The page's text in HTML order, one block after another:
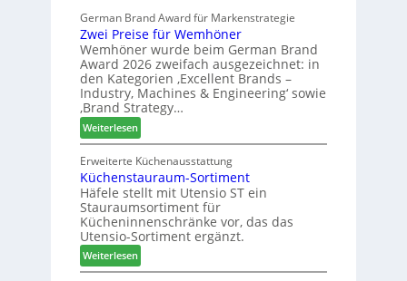
c
h
ä
f
t
a
h
r
s
t
F
ü
h
r
u
n
g
a
n
v
e
d
i
u
n
d
H
u
b
t
e
x
s
t
e
German Brand Award für Markenstrategie
Zwei Preise für Wemhöner
Wemhöner wurde beim German Brand
Award 2026 zweifach ausgezeichnet: in
den Kategorien ‚Excellent Brands –
Industry, Machines & Engineering‘ sowie
‚Brand Strategy…
Weiterlesen:
Z
w
e
i
P
r
e
i
s
Erweiterte Küchenausstattung
Küchenstauraum-Sortiment
Häfele stellt mit Utensio ST ein
Stauraumsortiment für
Kücheninnenschränke vor, das das
Utensio-Sortiment ergänzt.
Weiterlesen:
K